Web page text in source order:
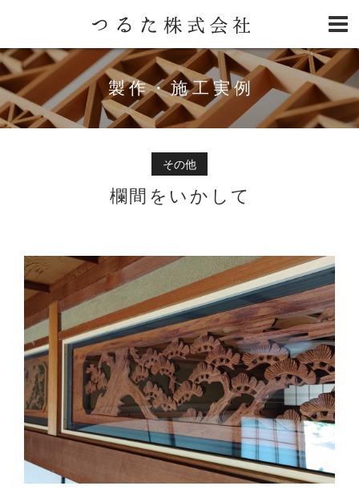
製作・施工実例
その他
欄間をいかして